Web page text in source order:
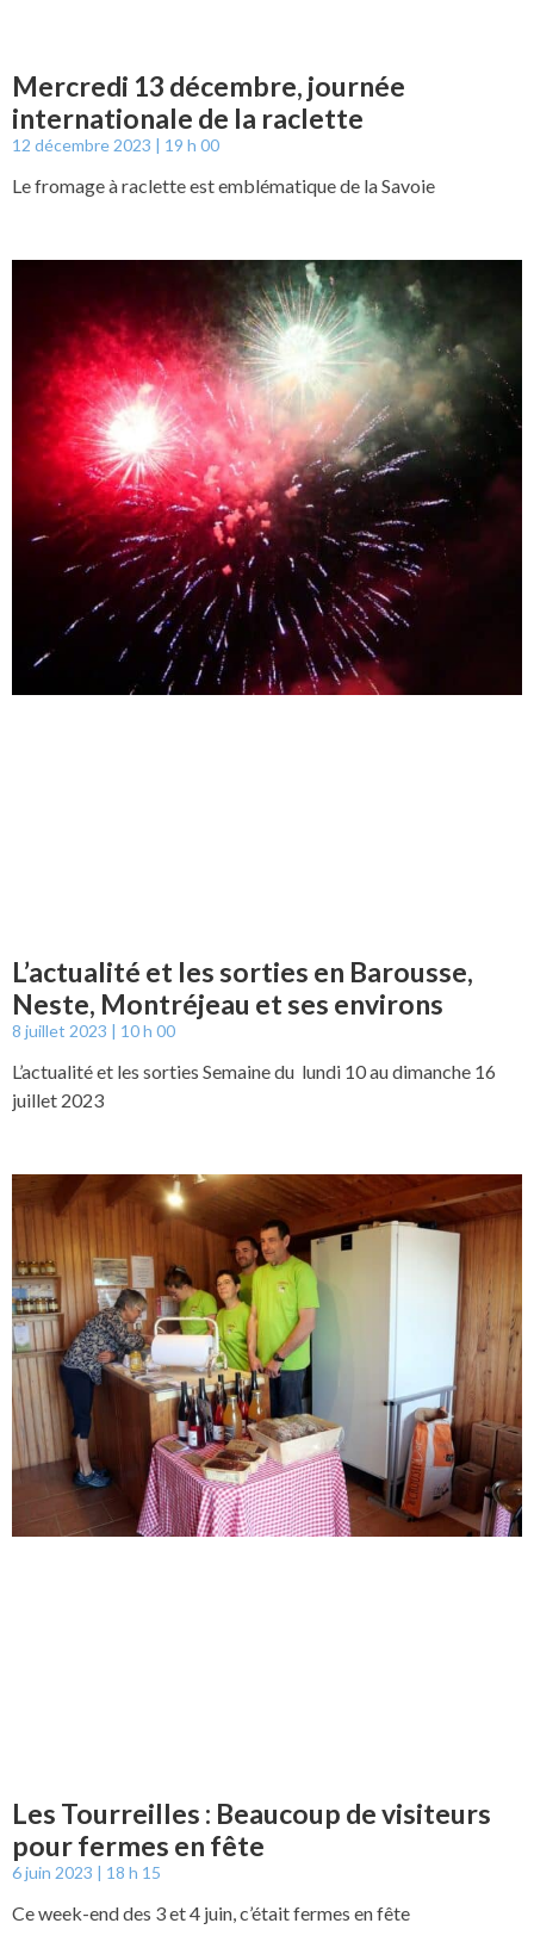
Mercredi 13 décembre, journée
internationale de la raclette
12 décembre 2023 19 h 00
Le fromage à raclette est emblématique de la Savoie
L’actualité et les sorties en Barousse,
Neste, Montréjeau et ses environs
8 juillet 2023 10 h 00
L’actualité et les sorties Semaine du lundi 10 au dimanche 16
juillet 2023
Les Tourreilles : Beaucoup de visiteurs
pour fermes en fête
6 juin 2023 18 h 15
Ce week-end des 3 et 4 juin, c’était fermes en fête